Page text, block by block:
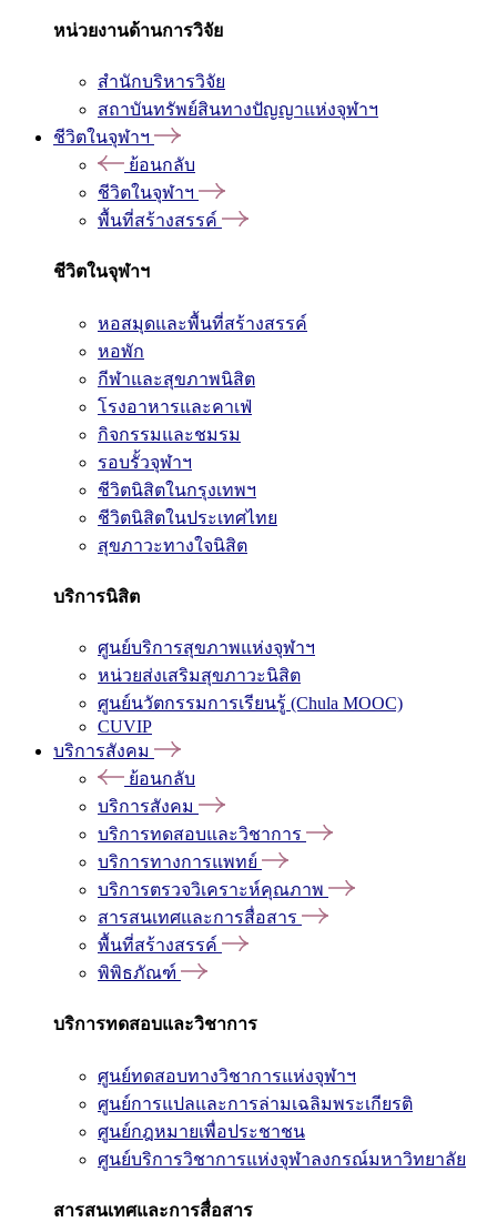
หน่วยงานด้านการวิจัย
สำนักบริหารวิจัย
สถาบันทรัพย์สินทางปัญญาแห่งจุฬาฯ
ชีวิตในจุฬาฯ
ย้อนกลับ
ชีวิตในจุฬาฯ
พื้นที่สร้างสรรค์
ชีวิตในจุฬาฯ
หอสมุดและพื้นที่สร้างสรรค์
หอพัก
กีฬาและสุขภาพนิสิต
โรงอาหารและคาเฟ่
กิจกรรมและชมรม
รอบรั้วจุฬาฯ
ชีวิตนิสิตในกรุงเทพฯ
ชีวิตนิสิตในประเทศไทย
สุขภาวะทางใจนิสิต
บริการนิสิต
ศูนย์บริการสุขภาพแห่งจุฬาฯ
หน่วยส่งเสริมสุขภาวะนิสิต
ศูนย์นวัตกรรมการเรียนรู้ (Chula MOOC)
CUVIP
บริการสังคม
ย้อนกลับ
บริการสังคม
บริการทดสอบและวิชาการ
บริการทางการแพทย์
บริการตรวจวิเคราะห์คุณภาพ
สารสนเทศและการสื่อสาร
พื้นที่สร้างสรรค์
พิพิธภัณฑ์
บริการทดสอบและวิชาการ
ศูนย์ทดสอบทางวิชาการแห่งจุฬาฯ
ศูนย์การแปลและการล่ามเฉลิมพระเกียรติ
ศูนย์กฎหมายเพื่อประชาชน
ศูนย์บริการวิชาการแห่งจุฬาลงกรณ์มหาวิทยาลัย
สารสนเทศและการสื่อสาร